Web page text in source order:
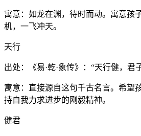
寓意：如龙在渊，待时而动。寓意孩
机，一飞冲天。
天行
出处：《易·乾·象传》：“天行健，君
寓意：直接源自这句千古名言。希望
持自我力求进步的刚毅精神。
健君